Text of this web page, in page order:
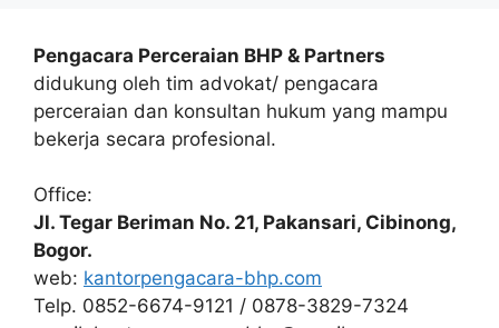
Pengacara Perceraian BHP & Partners
didukung oleh tim advokat/ pengacara
perceraian dan konsultan hukum yang mampu
bekerja secara profesional.
Office:
Jl. Tegar Beriman No. 21, Pakansari, Cibinong,
Bogor.
web: kantorpengacara-bhp.com
Telp. 0852-6674-9121 / 0878-3829-7324